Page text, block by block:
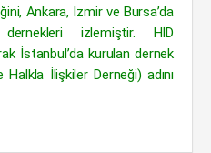
Ankara, İzmir ve Bursa’da
izlemiştir. HİD
İstanbul’da kurulan dernek
İlişkiler Derneği) adını